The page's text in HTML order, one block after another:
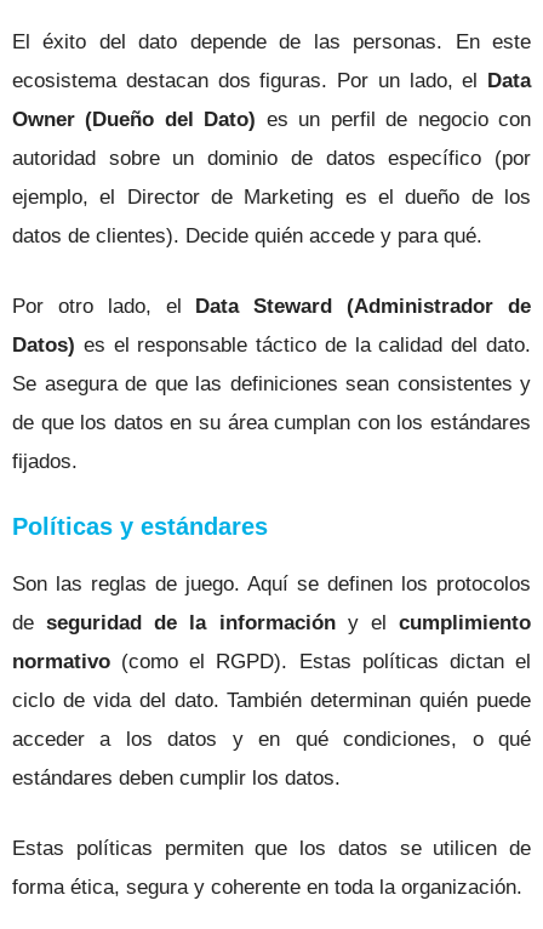
El éxito del dato depende de las personas. En este
ecosistema destacan dos figuras. Por un lado, el
Data
Owner (Dueño del Dato) es un perfil de negocio con
autoridad sobre un dominio de datos específico (por
ejemplo, el Director de Marketing es el dueño de los
datos de clientes). Decide quién accede y para qué.
Por otro lado, el Data Steward (Administrador de
Datos) es el responsable táctico de la calidad del dato.
Se asegura de que las definiciones sean consistentes y
de que los datos en su área cumplan con los estándares
fijados.
Políticas y estándares
Son las reglas de juego. Aquí se definen los protocolos
deseguridad de la informacióny elcumplimiento
normativo (como el RGPD). Estas políticas dictan el
ciclo de vida del dato. También determinan quién puede
acceder a los datos y en qué condiciones, o qué
estándares deben cumplir los datos.
Estas políticas permiten que los datos se utilicen de
forma ética, segura y coherente en toda la organización.